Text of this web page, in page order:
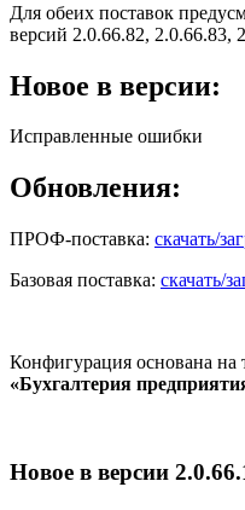
Для обеих поставок
версий 2.0.66.82, 2.0.66.83,
Новое в версии:
Исправленные ошибки
Обновления:
ПРОФ-поставка: скачать/
Базовая поставка: скачать/
Конфигурация основана
«Бухгалтерия
Новое в версии